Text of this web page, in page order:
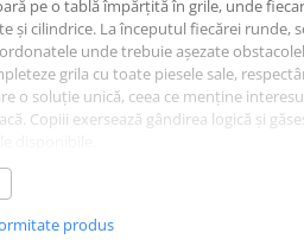
pe o tablă împărțită în grile, unde
și cilindrice. La începutul fiecărei runde,
unde trebuie așezate
grila cu toate piesele sale,
o soluție unică, ceea ce menține
Copiii exersează gândirea logică și
speciale cu coordonate
9 forme colorate și 7 piese cilindrice
produs